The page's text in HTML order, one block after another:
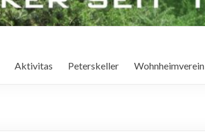
Aktivitas Peterskeller Wohnheimverein